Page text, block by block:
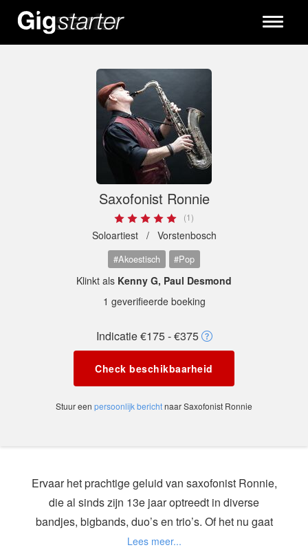
Toggle
Saxofonist Ronnie
(1)
Soloartiest / Vorstenbosch
#Akoestisch #Pop
Klinkt als Kenny G, Paul Desmond
1 geverifieerde boeking
Indicatie €175 - €375
Check beschikbaarheid
Stuur een persoonlijk berichtnaar Saxofonist Ronnie
Ervaar het prachtige geluid van saxofonist Ronnie,
die al sinds zijn 13e jaar optreedt in diverse
bandjes, bigbands, duo’s en trio’s. Of het nu gaat
om een receptie, een gezellig terras of een klein